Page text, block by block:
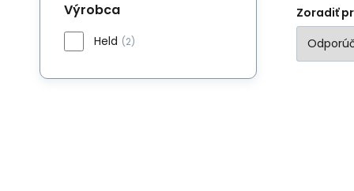
Zoradiť
Výrobca
Held (2)